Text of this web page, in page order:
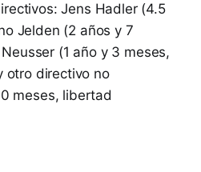
Jens Hadler (4.5
Jelden (2 años y 7
(1 año y 3 meses,
otro directivo no
meses, libertad